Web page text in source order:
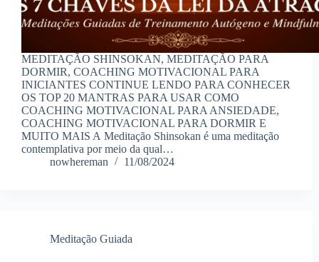
MEDITAÇÃO SHINSOKAN, MEDITAÇÃO PARA
DORMIR, COACHING MOTIVACIONAL PARA
INICIANTES CONTINUE LENDO PARA CONHECER
OS TOP 20 MANTRAS PARA USAR COMO
COACHING MOTIVACIONAL PARA ANSIEDADE,
COACHING MOTIVACIONAL PARA DORMIR E
MUITO MAIS A Meditação Shinsokan é uma meditação
contemplativa por meio da qual…
nowhereman
11/08/2024
Meditação Guiada